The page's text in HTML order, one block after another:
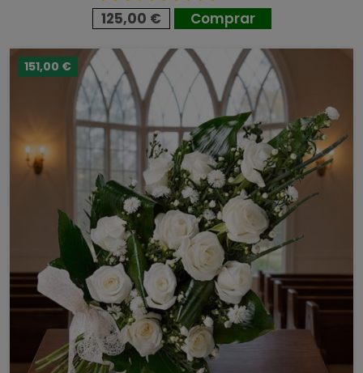
125,00 € Comprar
151,00 €